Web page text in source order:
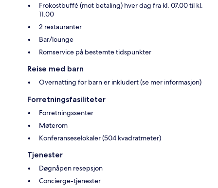
Frokostbuffé (mot betaling) hver dag fra kl. 07.00 til kl.
11.00
2 restauranter
Bar/lounge
Romservice på bestemte tidspunkter
Reise med barn
Overnatting for barn er inkludert (se mer informasjon)
Forretningsfasiliteter
Forretningssenter
Møterom
Konferanseselokaler (504 kvadratmeter)
Tjenester
Døgnåpen resepsjon
Concierge-tjenester